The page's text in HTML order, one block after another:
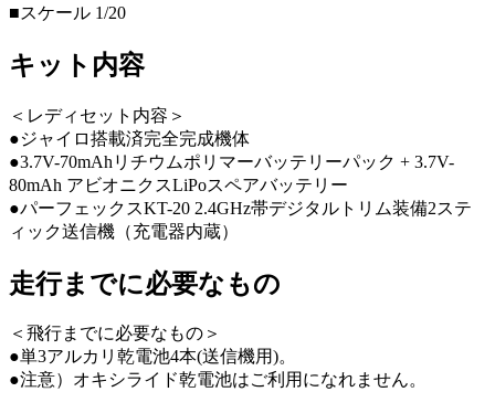
■スケール 1/20
キット内容
＜レディセット内容＞
●ジャイロ搭載済完全完成機体
●3.7V-70mAhリチウムポリマーバッテリーパック + 3.7V-
80mAh アビオニクスLiPoスペアバッテリー
●パーフェックスKT-20 2.4GHz帯デジタルトリム装備2ステ
ィック送信機（充電器内蔵）
走行までに必要なもの
＜飛行までに必要なもの＞
●単3アルカリ乾電池4本(送信機用)。
●注意）オキシライド乾電池はご利用になれません。